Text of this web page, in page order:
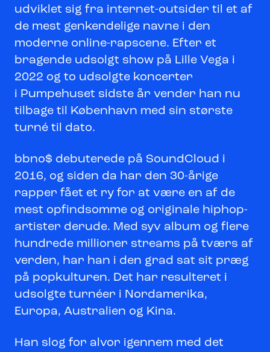
udviklet sig fra internet-outsider til et af
de mest genkendelige navne i den
moderne online-rapscene. Efter et
bragende udsolgt show på Lille Vega i
2022 og to udsolgte koncerter
i Pumpehuset sidste år vender han nu
tilbage til København med sin største
turné til dato.
bbno$ debuterede på SoundCloud i
2016, og siden da har den 30-årige
rapper fået et ry for at være en af de
mest opfindsomme og originale hiphop-
artister derude. Med syv album og flere
hundrede millioner streams på tværs af
verden, har han i den grad sat sit præg
på popkulturen. Det har resulteret i
udsolgte turnéer i Nordamerika,
Europa, Australien og Kina.
Han slog for alvor igennem med det